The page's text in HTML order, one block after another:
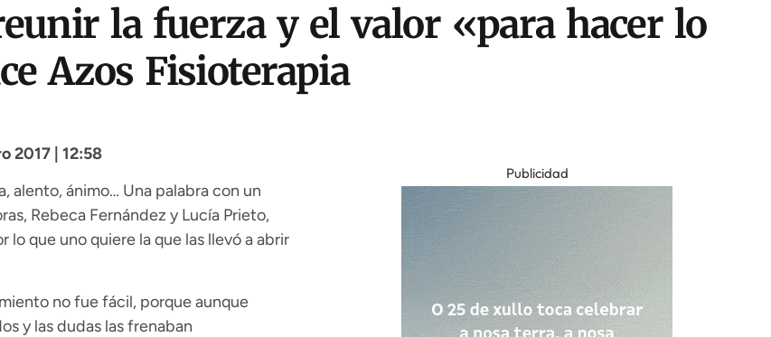
la fuerza y el valor «para hacer lo
Azos Fisioterapia
2017 | 12:58
alento, ánimo… Una palabra con un
Rebeca Fernández y Lucía Prieto,
que uno quiere la que las llevó a abrir
no fue fácil, porque aunque
y las dudas las frenaban
Publicidad